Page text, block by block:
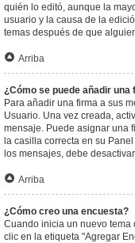
quién lo editó, aunque la
usuario y la causa de la
temas después de que
Arriba
¿Cómo se puede añadir una
Para añadir una firma a sus
Usuario. Una vez creada,
mensaje. Puede asignar una
la casilla correcta en su
los mensajes, debe
Arriba
¿Cómo creo una encuesta?
Cuando inicia un nuevo tema
clic en la etiqueta "Agregar